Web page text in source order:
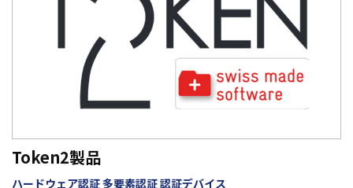
Token2製品
ハードウェア認証 多要素認証 認証デバイス